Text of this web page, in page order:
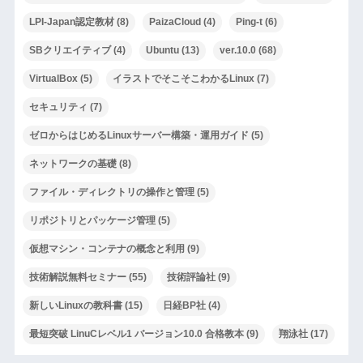
LPI-Japan認定教材(8) PaizaCloud (4) Ping-t(6)
SBクリエイティブ(4) Ubuntu(13) ver.10.0(68)
VirtualBox(5) イラストでそこそこわかるLinux(7)
セキュリティ (7)
ゼロからはじめるLinuxサーバー構築・運用ガイド (5)
ネットワークの基礎(8)
ファイル・ディレクトリの操作と管理(5)
リポジトリとパッケージ管理(5)
仮想マシン・コンテナの概念と利用 (9)
技術解説無料セミナー(55) 技術評論社(9)
新しいLinuxの教科書(15) 日経BP社(4)
最短突破 LinuCレベル1 バージョン10.0 合格教本(9) 翔泳社(17)